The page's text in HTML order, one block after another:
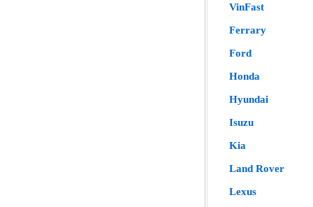
VinFast
Ferrary
Ford
Honda
Hyundai
Isuzu
Kia
Land Rover
Lexus